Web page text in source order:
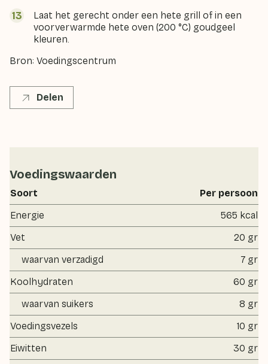
Laat het gerecht onder een hete grill of in een
voorverwarmde hete oven (200 °C) goudgeel
kleuren.
Bron: Voedingscentrum
Delen
Voedingswaarden
Soort
Per persoon
Energie
565 kcal
Vet
20 gr
waarvan verzadigd
7 gr
Koolhydraten
60 gr
waarvan suikers
8 gr
Voedingsvezels
10 gr
Eiwitten
30 gr